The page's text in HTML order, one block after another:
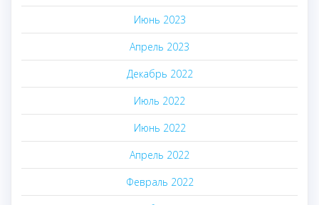
Июнь 2023
Апрель 2023
Декабрь 2022
Июль 2022
Июнь 2022
Апрель 2022
Февраль 2022